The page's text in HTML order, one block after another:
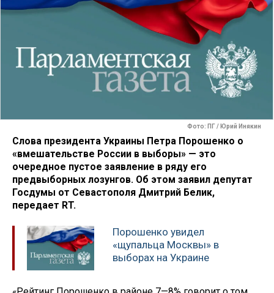
Фото: ПГ / Юрий Инякин
Слова президента Украины Петра Порошенко о
«вмешательстве России в выборы» — это
очередное пустое заявление в ряду его
предвыборных лозунгов. Об этом заявил депутат
Госдумы от Севастополя Дмитрий Белик,
передает RT.
Порошенко увидел
«щупальца Москвы» в
выборах на Украине